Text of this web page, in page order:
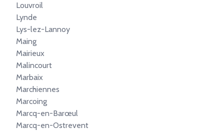
Louvroil
Lynde
Lys-lez-Lannoy
Maing
Mairieux
Malincourt
Marbaix
Marchiennes
Marcoing
Marcq-en-Barœul
Marcq-en-Ostrevent